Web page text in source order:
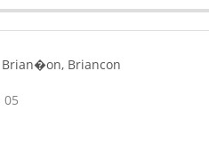
Brian�on, Briancon
05